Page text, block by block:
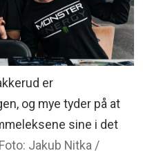
er
og mye tyder på at
sine i det
Foto: Jakub Nitka /